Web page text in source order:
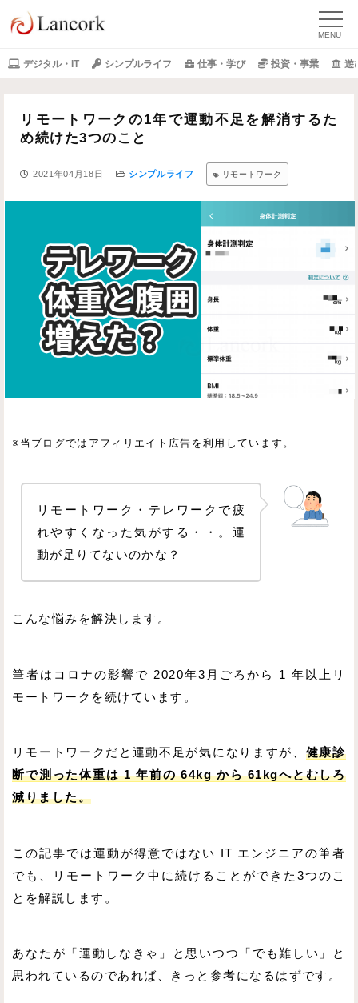
デジタル・IT シンプルライフ 仕事・学び 投資・事業 遊
リモートワークの1年で運動不足を解消するた
め続けた3つのこと
2021年04月18日 シンプルライフ リモートワーク
※当ブログではアフィリエイト広告を利用しています。
リモートワーク・テレワークで疲
れやすくなった気がする・・。運
動が足りてないのかな？
こんな悩みを解決します。
筆者はコロナの影響で 2020年3月ごろから 1 年以上リ
モートワークを続けています。
リモートワークだと運動不足が気になりますが、 健康診
断で測った体重は 1 年前の 64kg から 61kgへとむしろ
減りました。
この記事では運動が得意ではない IT エンジニアの筆者
でも、リモートワーク中に続けることができた3つのこ
とを解説します。
あなたが「運動しなきゃ」と思いつつ「でも難しい」と
思われているのであれば、きっと参考になるはずです。